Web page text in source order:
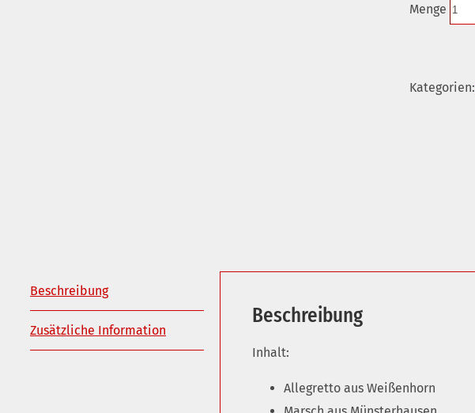
Menge
Kategorien:
Beschreibung
Zusätzliche Information
Beschreibung
Inhalt:
Allegretto aus Weißenhorn